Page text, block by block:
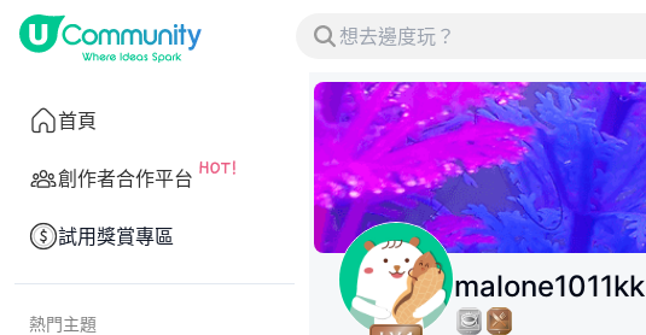
首頁
創作者合作平台
試用獎賞專區
熱門主題
malone1011kk